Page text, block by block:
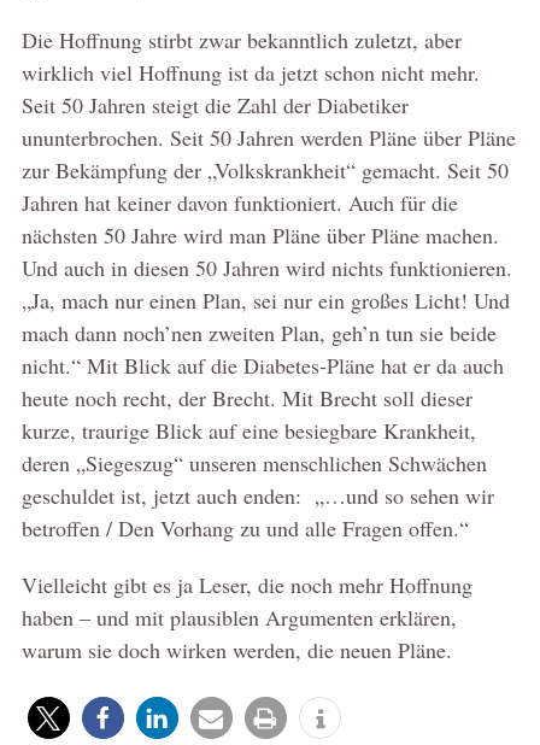
Die Hoffnung stirbt zwar bekanntlich zuletzt, aber
wirklich viel Hoffnung ist da jetzt schon nicht mehr.
Seit 50 Jahren steigt die Zahl der Diabetiker
ununterbrochen. Seit 50 Jahren werden Pläne über Pläne
zur Bekämpfung der „Volkskrankheit“ gemacht. Seit 50
Jahren hat keiner davon funktioniert. Auch für die
nächsten 50 Jahre wird man Pläne über Pläne machen.
Und auch in diesen 50 Jahren wird nichts funktionieren.
„Ja, mach nur einen Plan, sei nur ein großes Licht! Und
mach dann noch’nen zweiten Plan, geh’n tun sie beide
nicht.“ Mit Blick auf die Diabetes-Pläne hat er da auch
heute noch recht, der Brecht. Mit Brecht soll dieser
kurze, traurige Blick auf eine besiegbare Krankheit,
deren „Siegeszug“ unseren menschlichen Schwächen
geschuldet ist, jetzt auch enden: „…und so sehen wir
betroffen / Den Vorhang zu und alle Fragen offen.“
Vielleicht gibt es ja Leser, die noch mehr Hoffnung
haben – und mit plausiblen Argumenten erklären,
warum sie doch wirken werden, die neuen Pläne.